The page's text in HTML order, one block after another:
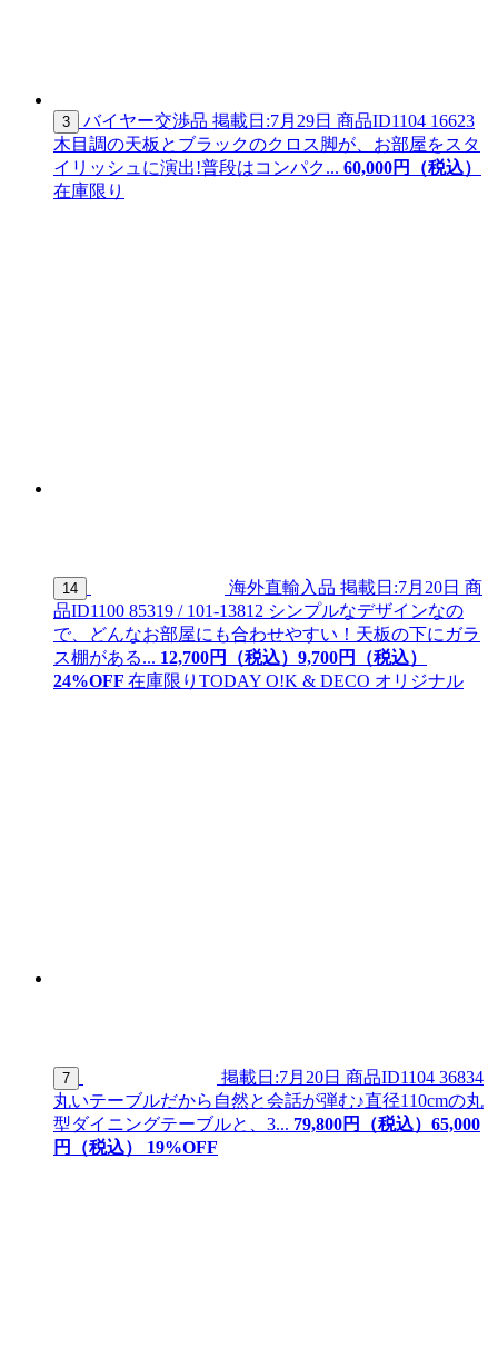
3 バイヤー交渉品 掲載日:7月29日 商品ID1104 16623
木目調の天板とブラックのクロス脚が、お部屋をスタ
イリッシュに演出!普段はコンパク... 60,000円（税込）
在庫限り
14 海外直輸入品 掲載日:7月20日 商
品ID1100 85319 / 101-13812 シンプルなデザインなの
で、どんなお部屋にも合わせやすい！天板の下にガラ
ス棚がある... 12,700円（税込） 9,700円（税込）
24%OFF 在庫限り TODAY O!K & DECO オリジナル
7 掲載日:7月20日 商品ID1104 36834
丸いテーブルだから自然と会話が弾む♪直径110cmの丸
型ダイニングテーブルと、3... 79,800円（税込） 65,000
円（税込）
19%OFF